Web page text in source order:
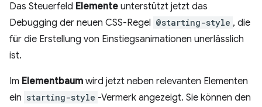
Das Steuerfeld Elemente unterstützt jetzt das
Debugging der neuen CSS-Regel @starting-style , die
für die Erstellung von Einstiegsanimationen unerlässlich
ist.
Im Elementbaum wird jetzt neben relevanten Elementen
ein starting-style -Vermerk angezeigt. Sie können den